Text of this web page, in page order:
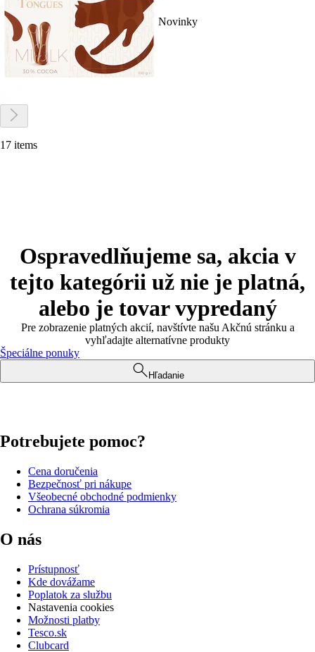
Novinky
17 items
Ospravedlňujeme sa, akcia v
tejto kategórii už nie je platná,
alebo je tovar vypredaný
Pre zobrazenie platných akcií, navštívte našu Akčnú stránku a
vyhľadajte alternatívne produkty
Špeciálne ponuky
Hľadanie
Potrebujete pomoc?
Cena doručenia
Bezpečnosť pri nákupe
Všeobecné obchodné podmienky
Ochrana súkromia
O nás
Prístupnosť
Kde dovážame
Poplatok za službu
Nastavenia cookies
Možnosti platby
Tesco.sk
Clubcard